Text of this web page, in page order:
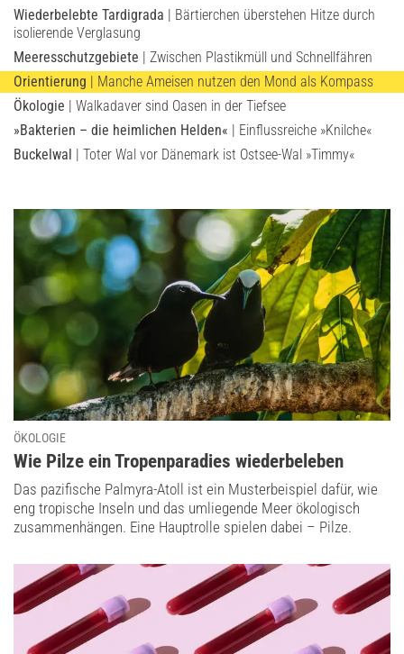
Wiederbelebte Tardigrada | Bärtierchen überstehen Hitze durch
isolierende Verglasung
Meeresschutzgebiete | Zwischen Plastikmüll und Schnellfähren
Orientierung | Manche Ameisen nutzen den Mond als Kompass
Ökologie | Walkadaver sind Oasen in der Tiefsee
»Bakterien – die heimlichen Helden« | Einflussreiche »Knilche«
Buckelwal | Toter Wal vor Dänemark ist Ostsee-Wal »Timmy«
ÖKOLOGIE
:
Wie Pilze ein Tropenparadies wiederbeleben
Das pazifische Palmyra-Atoll ist ein Musterbeispiel dafür, wie
eng tropische Inseln und das umliegende Meer ökologisch
zusammenhängen. Eine Hauptrolle spielen dabei – Pilze.